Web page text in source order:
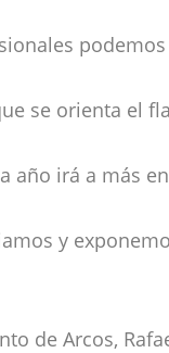
se orienta el
año irá a más
y
de Arcos,